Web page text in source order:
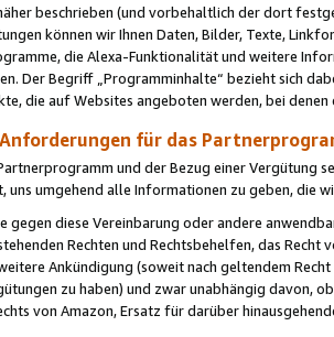
beschrieben (und vorbehaltlich der dort
können wir Ihnen Daten, Bilder, Texte,
die Alexa-Funktionalität und weitere
Der Begriff „Programminhalte“ bezieht sich
die auf Websites angeboten werden, bei
für das
und der Bezug einer Vergütung
uns umgehend alle Informationen zu geben, die
gegen diese Vereinbarung oder andere
Rechten und Rechtsbehelfen, das
Ankündigung (soweit nach geltendem
zu haben) und zwar unabhängig davon,
von Amazon, Ersatz für darüber